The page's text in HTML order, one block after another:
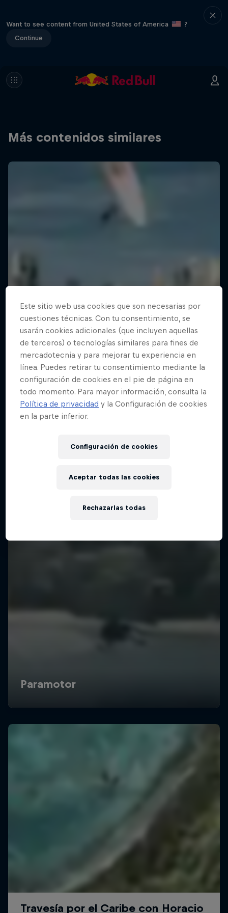
Want to see content from United States of America
?
Continue
Más contenidos similares
Este sitio web usa cookies que son necesarias por
cuestiones técnicas. Con tu consentimiento, se
usarán cookies adicionales (que incluyen aquellas
de terceros) o tecnologías similares para fines de
mercadotecnia y para mejorar tu experiencia en
línea. Puedes retirar tu consentimiento mediante la
configuración de cookies en el pie de página en
todo momento. Para mayor información, consulta la
Política de privacidad y la Configuración de cookies
en la parte inferior.
Configuración de cookies
Rechazarlas todas
Aceptar todas las cookies